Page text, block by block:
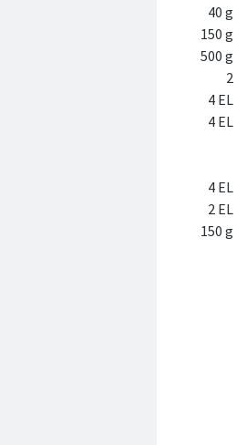
Menge
40 g
150 g
500 g
2
4 EL
4 EL
4 EL
2 EL
150 g